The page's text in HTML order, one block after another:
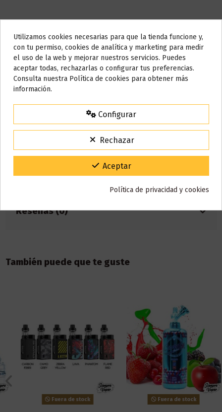
Detalles del producto
10 ml
Base 50% VG / 50% PG
Marca Liqua
ean13 9419592550489
Reseñas (0)
También puede que te guste
Fuera de stock Fuera de stock
Do not show again.
AVISO IMPORTANTE
Nos tomamos unos días
Todos los pedidos realizados desde el
15% de descuento
Para agradecerte la espera durante estos días.
Código:VACACIONES15
Gracias por tu paciencia y por seguir confiando en nosotros.
Utilizamos cookies necesarias para que la tienda funcione y,
con tu permiso, cookies de analítica y marketing para medir
el uso de la web y mejorar nuestros servicios. Puedes
aceptar todas, rechazarlas o configurar tus preferencias.
Consulta nuestra Política de cookies para obtener más
información.
Configurar
Rechazar
Aceptar
Política de privacidad y cookies